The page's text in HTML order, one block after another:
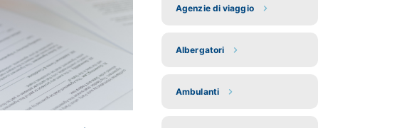
Agenzie di viaggio
Albergatori
Ambulanti